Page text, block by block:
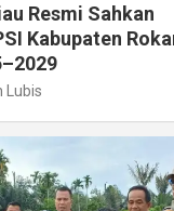
Resmi Sahkan
Kabupaten
Lubis